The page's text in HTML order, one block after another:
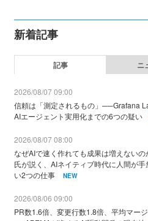
新着記事
記事 ニ
2026/08/07 09:00
信頼は「測定されるもの」──Grafana
AIエージェント実用化までの6つの疑い
2026/08/07 08:00
なぜAIで速く作れても成果は増えない
氏が説く、AIネイティブ時代に人間が
い2つの仕事
NEW
2026/08/06 09:00
PR数1.6倍、変更行数1.8倍、平均マー